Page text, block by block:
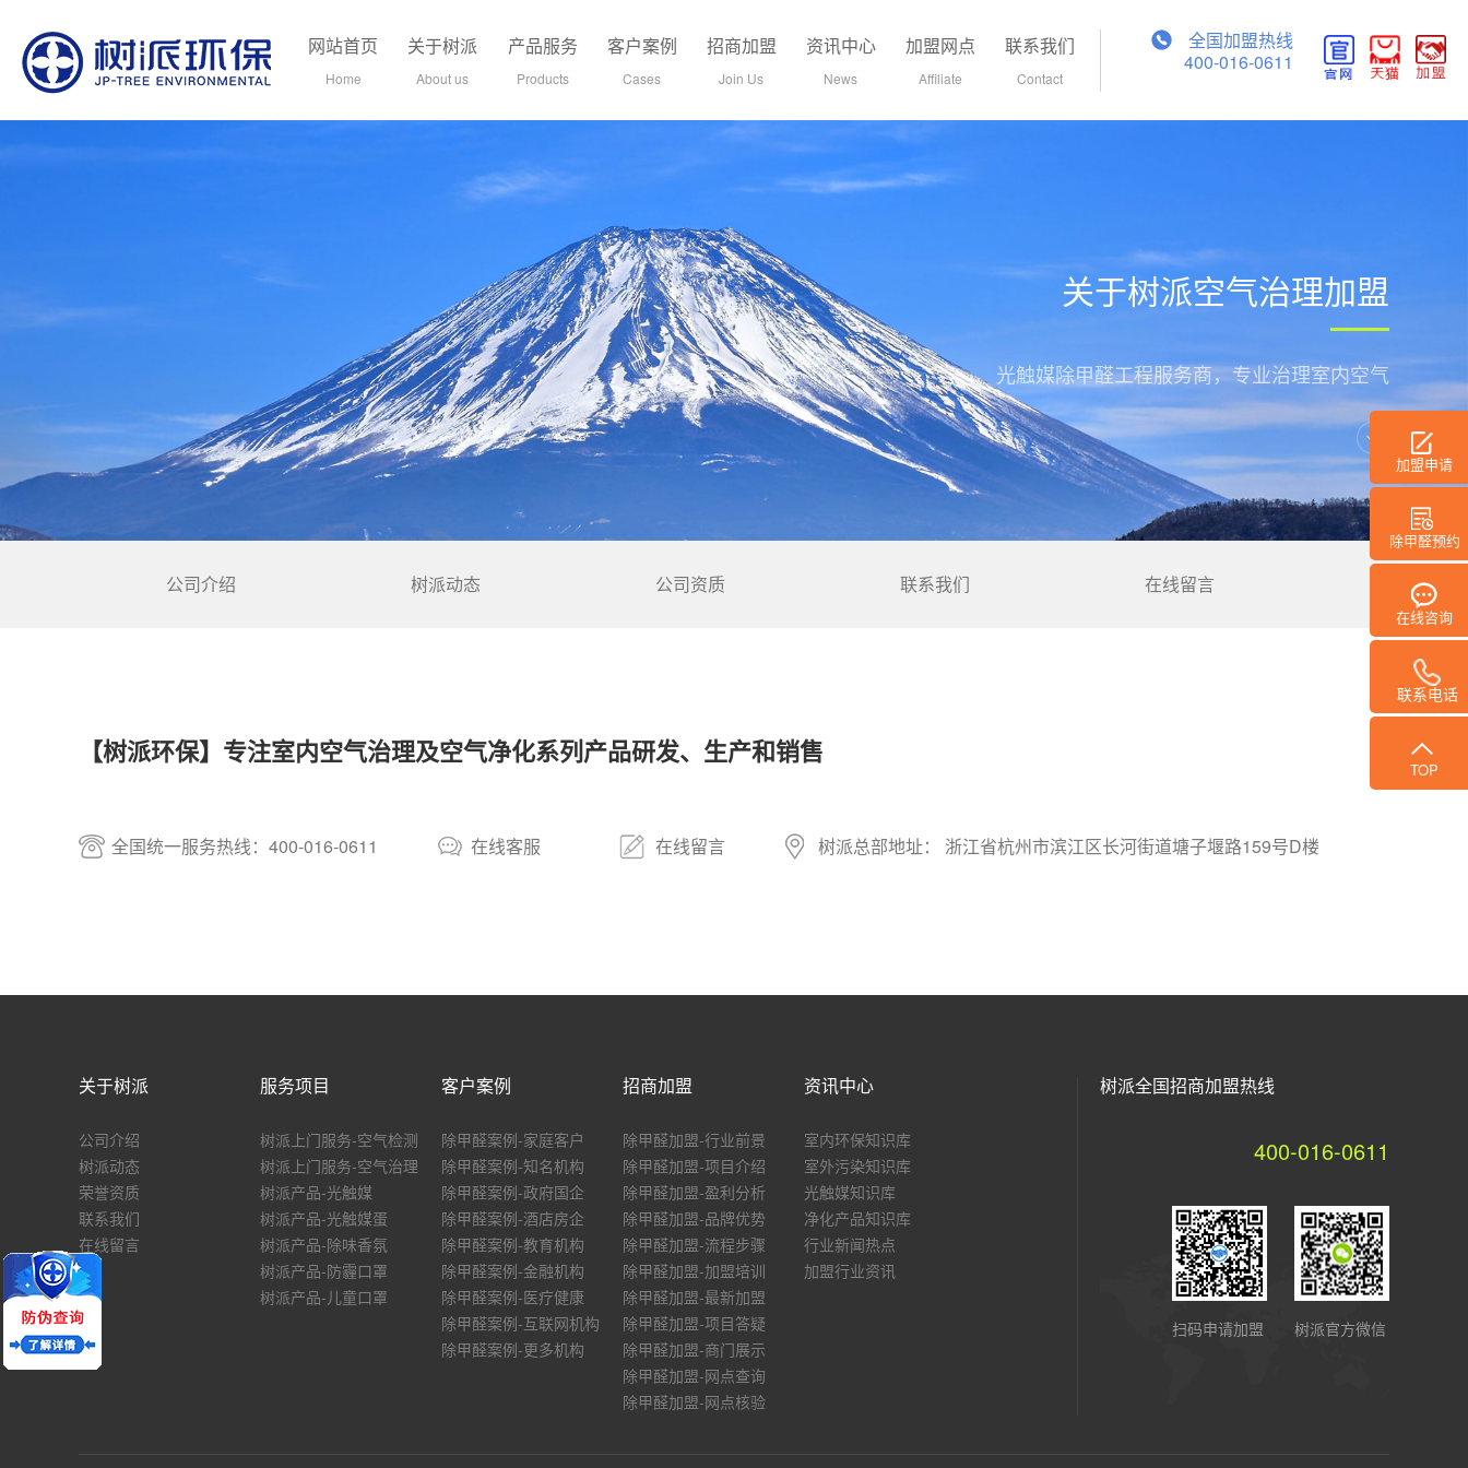
全国加盟热线
400-016-0611
网站首页
Home
关于树派
About us
产品服务
Products
客户案例
Cases
招商加盟
Join Us
资讯中心
News
加盟网点
Affiliate
联系我们
Contact
关于树派空气治理加盟
光触媒除甲醛工程服务商，专业治理室内空气
公司介绍 树派动态 公司资质 联系我们 在线留言
【树派环保】专注室内空气治理及空气净化系列产品研发、生产和销售
全国统一服务热线：400-016-0611 在线客服 在线留言 树派总部地址： 浙江省杭州市滨江区长河街道塘子堰路159号D楼
加盟申请
除甲醛预约
在线咨询
联系电话
TOP
关于树派
公司介绍
树派动态
荣誉资质
联系我们
在线留言
服务项目
树派上门服务-空气检测
树派上门服务-空气治理
树派产品-光触媒
树派产品-光触媒蛋
树派产品-除味香氛
树派产品-防霾口罩
树派产品-儿童口罩
客户案例
除甲醛案例-家庭客户
除甲醛案例-知名机构
除甲醛案例-政府国企
除甲醛案例-酒店房企
除甲醛案例-教育机构
除甲醛案例-金融机构
除甲醛案例-医疗健康
除甲醛案例-互联网机构
除甲醛案例-更多机构
招商加盟
除甲醛加盟-行业前景
除甲醛加盟-项目介绍
除甲醛加盟-盈利分析
除甲醛加盟-品牌优势
除甲醛加盟-流程步骤
除甲醛加盟-加盟培训
除甲醛加盟-最新加盟
除甲醛加盟-项目答疑
除甲醛加盟-商门展示
除甲醛加盟-网点查询
除甲醛加盟-网点核验
资讯中心
室内环保知识库
室外污染知识库
光触媒知识库
净化产品知识库
行业新闻热点
加盟行业资讯
树派全国招商加盟热线
400-016-0611
树派官方微信
扫码申请加盟